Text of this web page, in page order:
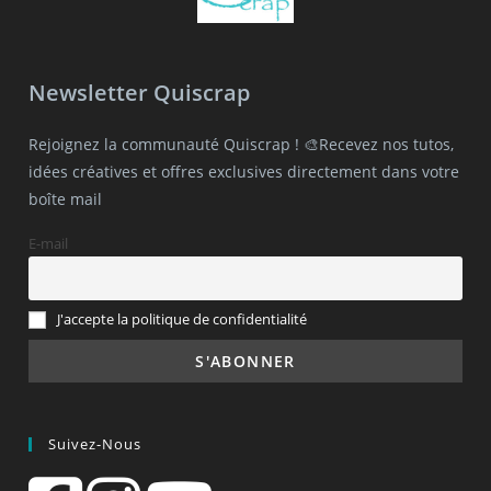
Newsletter Quiscrap
Rejoignez la communauté Quiscrap ! 🎨Recevez nos tutos,
idées créatives et offres exclusives directement dans votre
boîte mail
E-mail
J'accepte la politique de confidentialité
Suivez-Nous